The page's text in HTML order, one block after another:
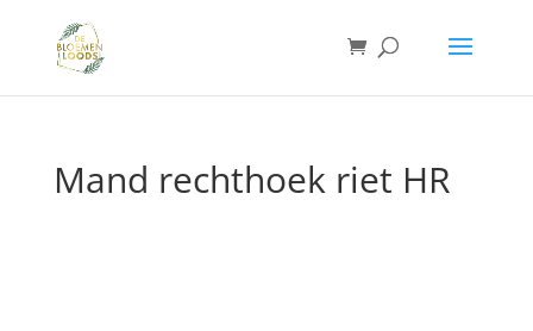
Mand rechthoek riet HR